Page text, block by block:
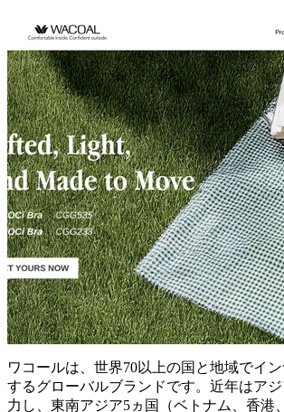
ワコールは、世界70以上の国と地域でイ
するグローバルブランドです。近年はア
力し、東南アジア5ヵ国（ベトナム、香港